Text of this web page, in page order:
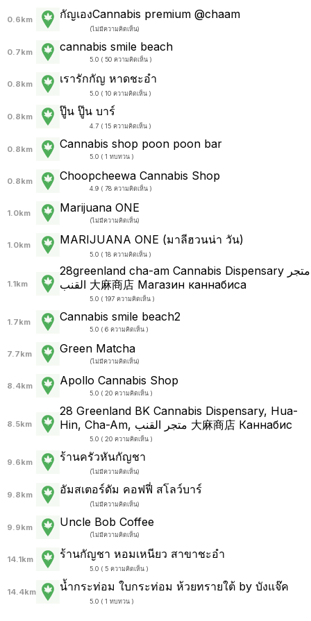
0.6km กัญเองCannabis premium @chaam
(ไม่มีความคิดเห็น)
0.7km cannabis smile beach
5.0 ( 50 ความคิดเห็น )
0.8km เรารักกัญ หาดชะอำ
5.0 ( 10 ความคิดเห็น )
0.8km ปู๊น ปู๊น บาร์
4.7 ( 15 ความคิดเห็น )
0.8km Cannabis shop poon poon bar
5.0 ( 1 ทบทวน )
0.8km Choopcheewa Cannabis Shop
4.9 ( 78 ความคิดเห็น )
1.0km Marijuana ONE
(ไม่มีความคิดเห็น)
1.0km MARIJUANA ONE (มาลีฮวนน่า วัน)
5.0 ( 18 ความคิดเห็น )
1.1km
28greenland cha-am Cannabis Dispensary متجر
القنب 大麻商店 Магазин каннабиса
5.0 ( 197 ความคิดเห็น )
1.7km Cannabis smile beach2
5.0 ( 6 ความคิดเห็น )
7.7km Green Matcha
(ไม่มีความคิดเห็น)
8.4km Apollo Cannabis Shop
5.0 ( 20 ความคิดเห็น )
8.5km
28 Greenland BK Cannabis Dispensary, Hua-
Hin, Cha-Am,‎ متجر القنب 大麻商店 Каннабис
5.0 ( 20 ความคิดเห็น )
9.6km ร้านครัวหันกัญชา
(ไม่มีความคิดเห็น)
9.8km อัมสเตอร์ดัม คอฟฟี่ สโลว์บาร์
(ไม่มีความคิดเห็น)
9.9km Uncle Bob Coffee
(ไม่มีความคิดเห็น)
14.1km ร้านกัญชา หอมเหนียว สาขาชะอำ
5.0 ( 5 ความคิดเห็น )
14.4km น้ำกระท่อม ใบกระท่อม ห้วยทรายใต้ by บังแจ๊ค
5.0 ( 1 ทบทวน )